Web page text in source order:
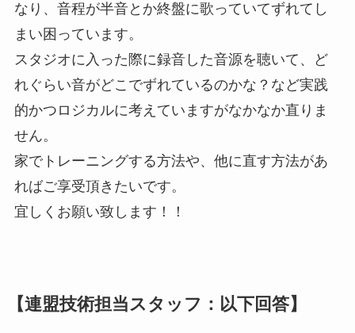
なり、音程が半音とか終盤に歌っていてずれてし
まい困っています。
スタジオに入った際に録音した音源を聴いて、ど
れぐらい音がどこでずれているのかな？など実践
的かつロジカルに考えていますがなかなか直りま
せん。
家でトレーニングする方法や、他に直す方法があ
ればご享受頂きたいです。
宜しくお願い致します！！
【連盟技術担当スタッフ：以下回答】